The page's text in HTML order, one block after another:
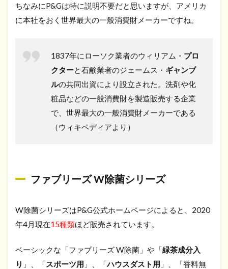
ちなみにP&Gは特に説明不要だと思いますが、アメリカ
に本社をおく世界最大の一般消費財メーカーですね。
1837年にローソク業者のウィリアム・ プロ
クターと石鹸業者のジェームス・ ギャンブ
ルの共同出資により設立された。洗剤や化
粧品などの一般消費財を製造販売する企業
で、世界最大の一般消費財メーカーである
（ウィキペディアより）
ファブリーズ W除菌シリーズ
W除菌シリーズはP&G公式ホームページによると、2020
年4月現在15種類ほど販売されています。
ベーシックな「ファブリーズ W除菌」や「緑茶成分入
り 」、「スポーツ用 」、「ハウスダスト用 」、「香料無